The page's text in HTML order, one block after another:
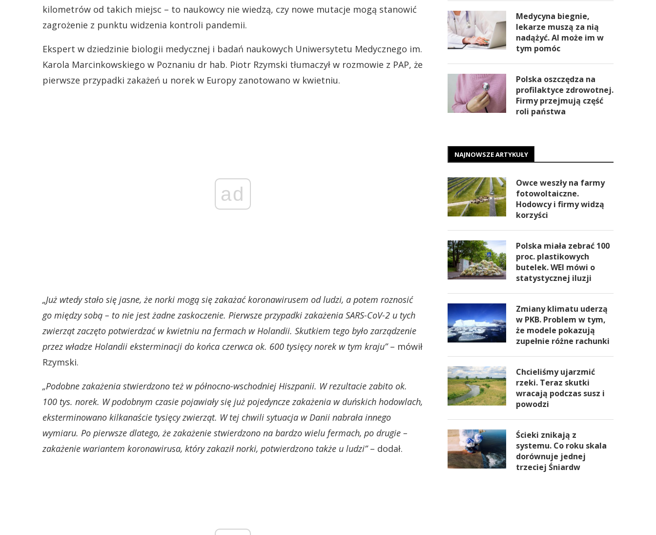
kilometrów od takich miejsc – to naukowcy nie wiedzą, czy nowe mutacje mogą stanowić
zagrożenie z punktu widzenia kontroli pandemii.
Ekspert w dziedzinie biologii medycznej i badań naukowych Uniwersytetu Medycznego im.
Karola Marcinkowskiego w Poznaniu dr hab. Piotr Rzymski tłumaczył w rozmowie z PAP, że
pierwsze przypadki zakażeń u norek w Europy zanotowano w kwietniu.
ad
„Już wtedy stało się jasne, że norki mogą się zakażać koronawirusem od ludzi, a potem roznosić
go między sobą – to nie jest żadne zaskoczenie. Pierwsze przypadki zakażenia SARS-CoV-2 u tych
zwierząt zaczęto potwierdzać w kwietniu na fermach w Holandii. Skutkiem tego było zarządzenie
przez władze Holandii eksterminacji do końca czerwca ok. 600 tysięcy norek w tym kraju”– mówił
Rzymski.
„Podobne zakażenia stwierdzono też w północno-wschodniej Hiszpanii. W rezultacie zabito ok.
100 tys. norek. W podobnym czasie pojawiały się już pojedyncze zakażenia w duńskich hodowlach,
eksterminowano kilkanaście tysięcy zwierząt. W tej chwili sytuacja w Danii nabrała innego
wymiaru. Po pierwsze dlatego, że zakażenie stwierdzono na bardzo wielu fermach, po drugie –
zakażenie wariantem koronawirusa, który zakaził norki, potwierdzono także u ludzi”– dodał.
Medycyna biegnie,
lekarze muszą za nią
nadążyć. AI może im w
tym pomóc
Polska oszczędza na
profilaktyce zdrowotnej.
Firmy przejmują część
roli państwa
NAJNOWSZE ARTYKUŁY
Owce weszły na farmy
fotowoltaiczne.
Hodowcy i firmy widzą
korzyści
Polska miała zebrać 100
proc. plastikowych
butelek. WEI mówi o
statystycznej iluzji
Zmiany klimatu uderzą
w PKB. Problem w tym,
że modele pokazują
zupełnie różne rachunki
Chcieliśmy ujarzmić
rzeki. Teraz skutki
wracają podczas susz i
powodzi
Ścieki znikają z
systemu. Co roku skala
dorównuje jednej
trzeciej Śniardw